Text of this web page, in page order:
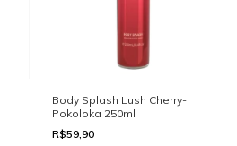
Body Splash Lush Cherry-
Pokoloka 250ml
R$59,90